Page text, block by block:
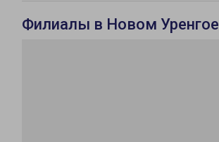
Филиалы в Новом Уренгое